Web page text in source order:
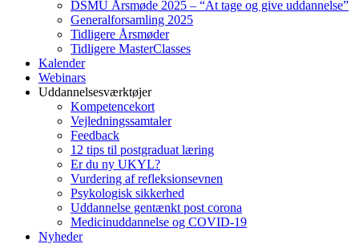
DSMU Årsmøde 2025 – “At tage og give uddannelse”
Generalforsamling 2025
Tidligere Årsmøder
Tidligere MasterClasses
Kalender
Webinars
Uddannelsesværktøjer
Kompetencekort
Vejledningssamtaler
Feedback
12 tips til postgraduat læring
Er du ny UKYL?
Vurdering af refleksionsevnen
Psykologisk sikkerhed
Uddannelse gentænkt post corona
Medicinuddannelse og COVID-19
Nyheder